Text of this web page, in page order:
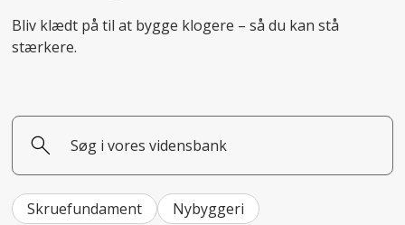
Bliv klædt på til at bygge klogere – så du kan stå
stærkere.
Skruefundament
Nybyggeri